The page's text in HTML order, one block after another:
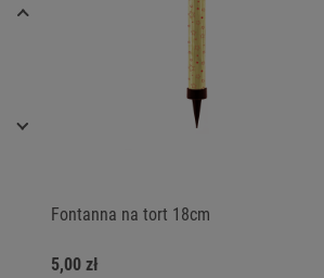
Fontanna na tort 18cm
5,00 zł